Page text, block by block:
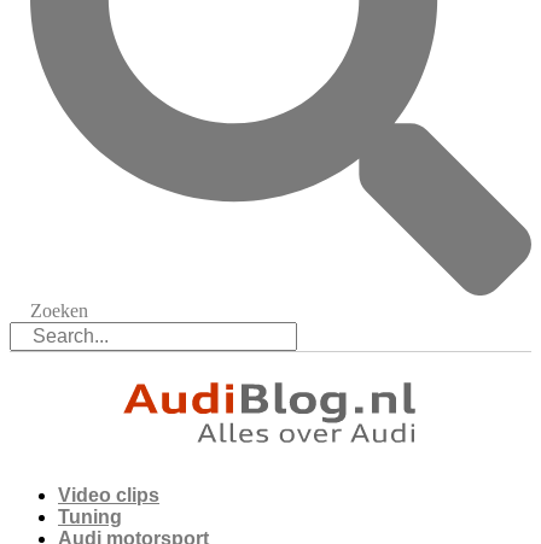
Zoeken
Video clips
Tuning
Audi motorsport